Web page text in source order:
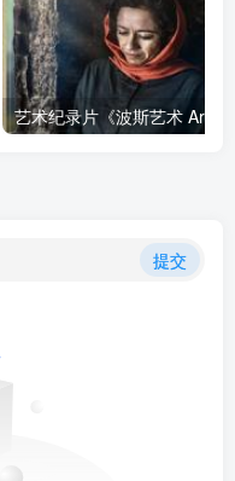
提交